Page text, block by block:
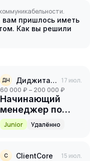
вам пришлось иметь
Как вы решили
ДН Диджитал Номадс 17 июл.
60 000 ₽ – 200 000 ₽
Начинающий
менеджер по
продажам ИТ
Junior Удалённо
C ClientCore 15 июл.